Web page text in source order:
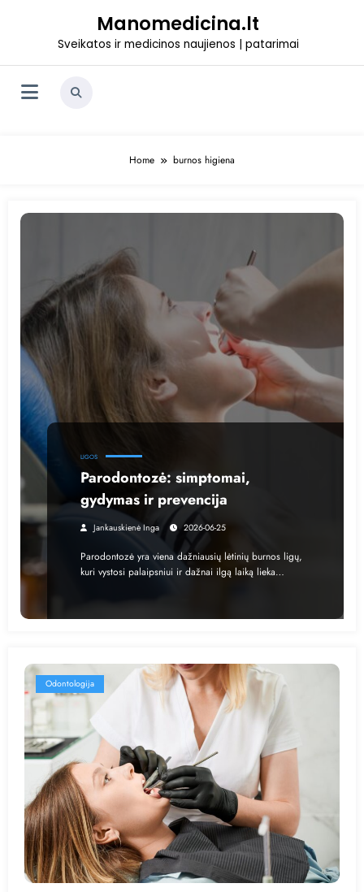
Manomedicina.lt
Sveikatos ir medicinos naujienos | patarimai
Home burnos higiena
LIGOS
Parodontozė: simptomai,
gydymas ir prevencija
Jankauskienė Inga 2026-06-25
Parodontozė yra viena dažniausių lėtinių burnos ligų,
kuri vystosi palaipsniui ir dažnai ilgą laiką lieka…
Odontologija